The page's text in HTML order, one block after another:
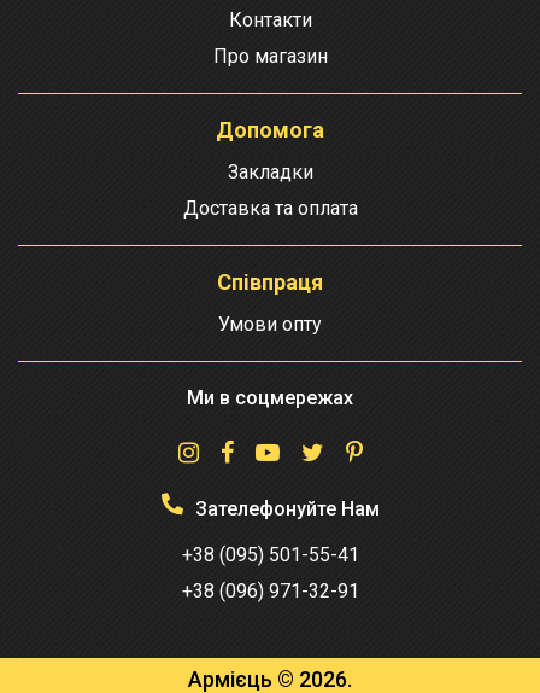
Контакти
Про магазин
Допомога
Закладки
Доставка та оплата
Співпраця
Умови опту
Ми в соцмережах
Зателефонуйте Нам
+38 (095) 501-55-41
+38 (096) 971-32-91
Армієць © 2026.